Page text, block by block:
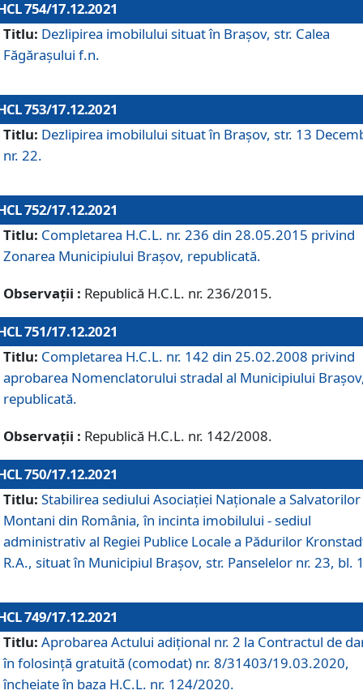
754/17.12.2021
Titlu: Dezlipirea imobilului situat în Brașov, str. Calea
Făgărașului f.n.
753/17.12.2021
Titlu: Dezlipirea imobilului situat în Brașov, str. 13
nr. 22.
752/17.12.2021
Titlu: Completarea H.C.L. nr. 236 din 28.05.2015 privind
Zonarea Municipiului Braşov, republicată.
Observații : Republică H.C.L. nr. 236/2015.
751/17.12.2021
Titlu: Completarea H.C.L. nr. 142 din 25.02.2008 privind
aprobarea Nomenclatorului stradal al Municipiului
republicată.
Observații : Republică H.C.L. nr. 142/2008.
750/17.12.2021
Titlu: Stabilirea sediului Asociației Naționale a Salvatorilor
Montani din România, în incinta imobilului - sediul
administrativ al Regiei Publice Locale a Pădurilor
R.A., situat în Municipiul Braşov, str. Panselelor nr. 23, bl.
749/17.12.2021
Titlu: Aprobarea Actului adițional nr. 2 la Contractul de
în folosință gratuită (comodat) nr. 8/31403/19.03.2020,
încheiate în baza H.C.L. nr. 124/2020.